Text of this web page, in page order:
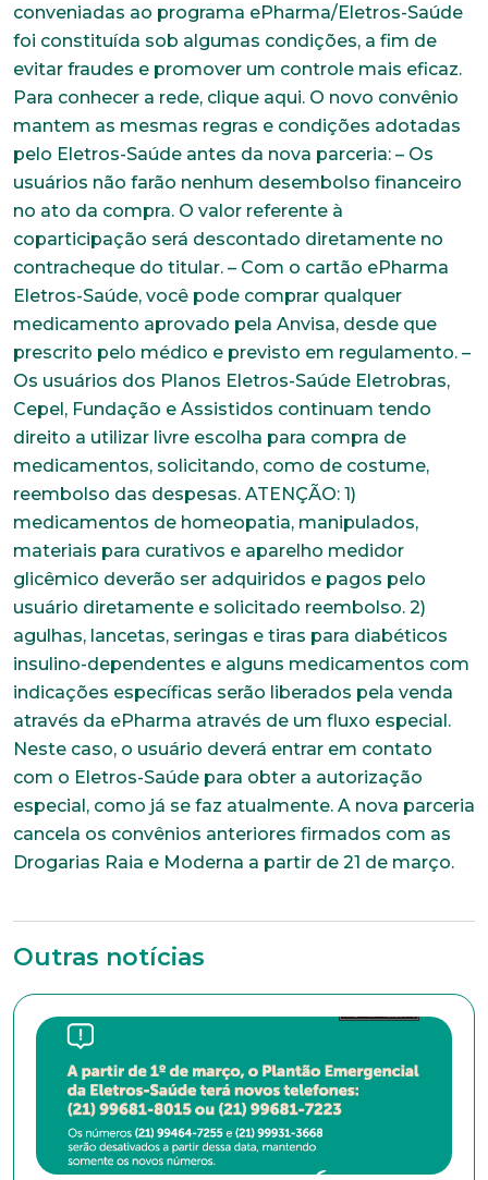
conveniadas ao programa ePharma/Eletros-Saúde
foi constituída sob algumas condições, a fim de
evitar fraudes e promover um controle mais eficaz.
Para conhecer a rede, clique aqui. O novo convênio
mantem as mesmas regras e condições adotadas
pelo Eletros-Saúde antes da nova parceria: – Os
usuários não farão nenhum desembolso financeiro
no ato da compra. O valor referente à
coparticipação será descontado diretamente no
contracheque do titular. – Com o cartão ePharma
Eletros-Saúde, você pode comprar qualquer
medicamento aprovado pela Anvisa, desde que
prescrito pelo médico e previsto em regulamento. –
Os usuários dos Planos Eletros-Saúde Eletrobras,
Cepel, Fundação e Assistidos continuam tendo
direito a utilizar livre escolha para compra de
medicamentos, solicitando, como de costume,
reembolso das despesas. ATENÇÃO: 1)
medicamentos de homeopatia, manipulados,
materiais para curativos e aparelho medidor
glicêmico deverão ser adquiridos e pagos pelo
usuário diretamente e solicitado reembolso. 2)
agulhas, lancetas, seringas e tiras para diabéticos
insulino-dependentes e alguns medicamentos com
indicações específicas serão liberados pela venda
através da ePharma através de um fluxo especial.
Neste caso, o usuário deverá entrar em contato
com o Eletros-Saúde para obter a autorização
especial, como já se faz atualmente. A nova parceria
cancela os convênios anteriores firmados com as
Drogarias Raia e Moderna a partir de 21 de março.
Outras notícias
Trabalhe conosco
Faça parte de uma instituição sólida, ética e
colaboradores. Preencha todos os dados abaixo e
anexe seu currículo.
*Campos obrigatórios
Nome completo*